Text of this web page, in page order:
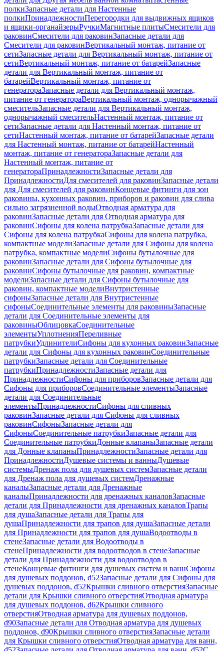
полкиЗапасные детали для Настенные
полкиПринадлежностиПерегородки для выдвижных ящиков
и ящики-органайзерыРучкиМагнитные плитыСмесители для
раковинСмесители для раковинЗапасные детали для
Смесители для раковинВертикальный монтаж, питание от
сетиЗапасные детали для Вертикальный монтаж, питание от
сетиВертикальный монтаж, питание от батарейЗапасные
детали для Вертикальный монтаж, питание от
батарейВертикальный монтаж, питание от
генератораЗапасные детали для Вертикальный монтаж,
питание от генератораВертикальный монтаж, однорычажный
смесительЗапасные детали для Вертикальный монтаж,
однорычажный смесительНастенный монтаж, питание от
сетиЗапасные детали для Настенный монтаж, питание от
сетиНастенный монтаж, питание от батарейЗапасные детали
для Настенный монтаж, питание от батарейНастенный
монтаж, питание от генератораЗапасные детали для
Настенный монтаж, питание от
генератораПринадлежностиЗапасные детали для
ПринадлежностиДля смесителей для раковинЗапасные детали
для Для смесителей для раковинКонцевые фитинги для зон
раковины, кухонных раковин, приборов и раковин для слива
сильно загрязненной водыОтводная арматура для
раковинЗапасные детали для Отводная арматура для
раковинСифоны для колена патрубкаЗапасные детали для
Сифоны для колена патрубкаСифоны для колена патрубка,
компактные моделиЗапасные детали для Сифоны для колена
патрубка, компактные моделиСифоны бутылочные для
раковинЗапасные детали для Сифоны бутылочные для
раковинСифоны бутылочные для раковин, компактные
моделиЗапасные детали для Сифоны бутылочные для
раковин, компактные моделиВнутристенные
сифоныЗапасные детали для Внутристенные
сифоныСоединительные элементы для раковиныЗапасные
детали для Соединительные элементы для
раковиныОблицовкаСоединительные
элементыУплотненияПереливные
патрубкиУдлинителиСифоны для кухонных раковинЗапасные
детали для Сифоны для кухонных раковинСоединительные
патрубкиЗапасные детали для Соединительные
патрубкиПринадлежностиЗапасные детали для
ПринадлежностиСифоны для приборовЗапасные детали для
Сифоны для приборовСоединительные элементыЗапасные
детали для Соединительные
элементыПринадлежностиСифоны для сливных
раковинЗапасные детали для Сифоны для сливных
раковинСифоныЗапасные детали для
СифоныСоединительные патрубкиЗапасные детали для
Соединительные патрубкиДонные клапаныЗапасные детали
для Донные клапаныПринадлежностиЗапасные детали для
ПринадлежностиДушевые системы и ванныДушевые
системыДренаж пола для душевых системЗапасные детали
для Дренаж пола для душевых системДренажные
каналыЗапасные детали для Дренажные
каналыПринадлежности для дренажных каналовЗапасные
детали для Принадлежности для дренажных каналовТрапы
для душаЗапасные детали для Трапы для
душаПринадлежности для трапов для душаЗапасные детали
для Принадлежности для трапов для душаВодоотводы в
стенеЗапасные детали для Водоотводы в
стенеПринадлежности для водоотводов в стенеЗапасные
детали для Принадлежности для водоотводов в
стенеКонцевые фитинги для душевых систем и ваннСифоны
для душевых поддонов, d52Запасные детали для Сифоны для
душевых поддонов, d52Крышки сливного отверстияЗапасные
детали для Крышки сливного отверстияОтводная арматура
для душевых поддонов, d62Крышки сливного
отверстияОтводная арматура для душевых поддонов,
d90Запасные детали для Отводная арматура для душевых
поддонов, d90Крышки сливного отверстияЗапасные детали
для Крышки сливного отверстияОтводная арматура для ванн,